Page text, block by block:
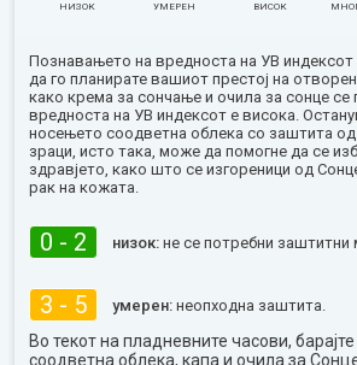
НИЗОК УМЕРЕН ВИСОК
Познавањето на вредноста на УВ
да го планирате вашиот престој на
како крема за сончање и очила за сонце се
вредноста на УВ индексот е висока.
носењето соодветна облека со заштита
зраци, исто така, може да помогне да се
здравјето, како што се изгореници од
рак на кожата.
0 - 2 низок: не се потребни заштитни
3 - 5 умерен: неопходна заштита.
Во текот на пладневните часови,
соодветна облека, капа и очила за